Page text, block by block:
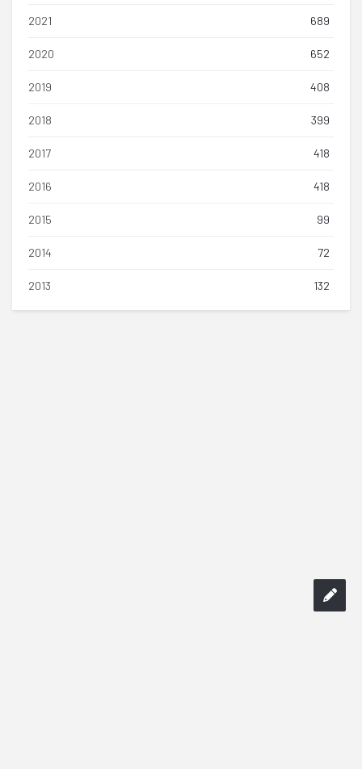
2021 689
2020 652
2019 408
2018 399
2017 418
2016 418
2015 99
2014 72
2013 132